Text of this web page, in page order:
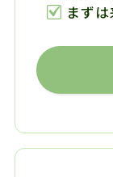
まず